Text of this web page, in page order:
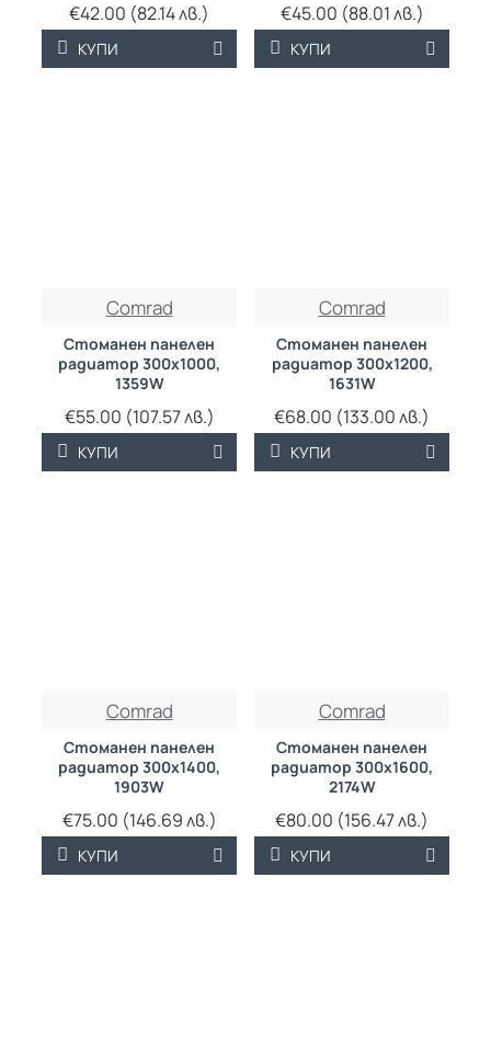
€42.00 (82.14 лв.)
КУПИ
€45.00 (88.01 лв.)
КУПИ
ТРАЙНО НИСКА
Comrad
Стоманен панелен
радиатор 300х1000,
1359W
€55.00 (107.57 лв.)
КУПИ
ТРАЙНО НИСКА
Comrad
Стоманен панелен
радиатор 300х1200,
1631W
€68.00 (133.00 лв.)
КУПИ
ТРАЙНО НИСКА
Comrad
Стоманен панелен
радиатор 300х1400,
1903W
€75.00 (146.69 лв.)
КУПИ
ТРАЙНО НИСКА
Comrad
Стоманен панелен
радиатор 300х1600,
2174W
€80.00 (156.47 лв.)
КУПИ